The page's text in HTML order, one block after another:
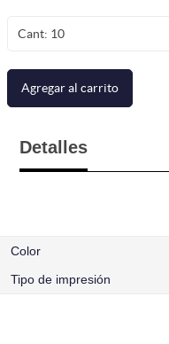
Cant: 10
Agregar al carrito
Detalles
Color
Tipo de impresión